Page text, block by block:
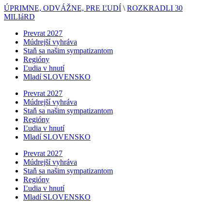
ÚPRIMNE, ODVÁŽNE, PRE ĽUDÍ \ ROZKRADLI 30
MILIáRD
Prevrat 2027
Múdrejší vyhráva
Staň sa našim sympatizantom
Regióny
Ľudia v hnutí
Mladí SLOVENSKO
Prevrat 2027
Múdrejší vyhráva
Staň sa našim sympatizantom
Regióny
Ľudia v hnutí
Mladí SLOVENSKO
Prevrat 2027
Múdrejší vyhráva
Staň sa našim sympatizantom
Regióny
Ľudia v hnutí
Mladí SLOVENSKO